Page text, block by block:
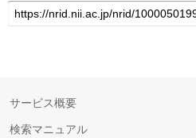
サービス概要
検索マニュアル